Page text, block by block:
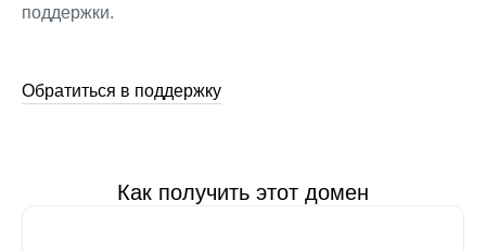
поддержки.
Обратиться в поддержку
Как получить этот домен